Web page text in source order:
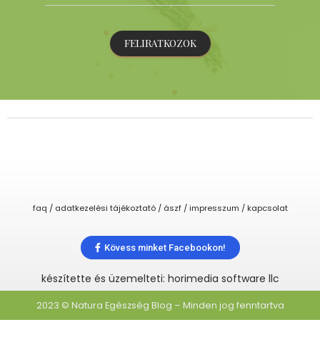
FELIRATKOZOK
faq / adatkezelési tájékoztató / ászf / impresszum / kapcsolat
Kövess minket Facebookon!
készítette és üzemelteti: horimedia software llc
2023 © Natura Egészség Blog – Minden jog fenntartva